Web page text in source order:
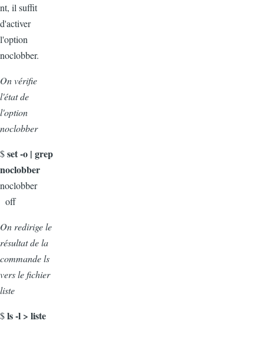
nt, il suffit
d'activer
l'option
noclobber.
On vérifie
l'état de
l'option
noclobber
$set -o | grep
noclobber
noclobber
off
On redirige le
résultat de la
commande ls
vers le fichier
liste
$ls -l > liste